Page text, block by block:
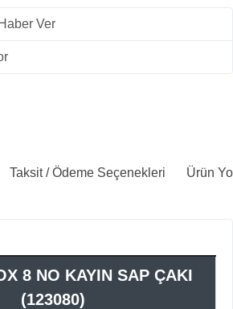
Ver
Taksit / Ödeme Seçenekleri Ürün
8 NO KAYIN SAP ÇAKI
(123080)